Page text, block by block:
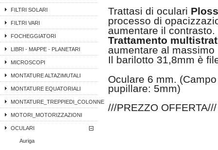
FILTRI SOLARI
FILTRI VARI
FOCHEGGIATORI
LIBRI - MAPPE - PLANETARI
MICROSCOPI
MONTATURE ALTAZIMUTALI
MONTATURE EQUATORIALI
MONTATURE_TREPPIEDI_COLONNE
MOTORI_MOTORIZZAZIONI
OCULARI
Auriga
Trattasi di oculari
processo di
aumentare il contrasto.
Trattamento
aumentare al
Il barilotto 31,8mm è
Oculare 6 mm.
pupillare: 5mm)
///PREZZO OFFERTA///